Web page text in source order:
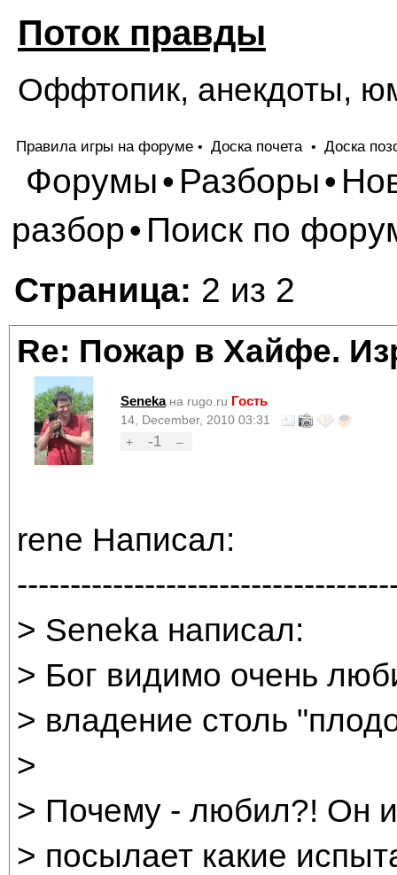
Поток правды
Оффтопик, анекдоты,
Правила игры на форуме • Доска почета • Доска
Форумы• Разборы•
разбор• Поиск по
Страница: 2 из 2
Re: Пожар в Хайфе.
Seneka на rugo.ru Гость
14, December, 2010 03:31
+
-1 –
rene Написал:
> Seneka написал:
> Бог видимо очень
> владение столь
>
> Почему - любил?! Он
> посылает какие